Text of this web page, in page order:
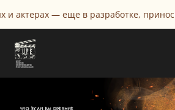
— еще в разработке, приносим